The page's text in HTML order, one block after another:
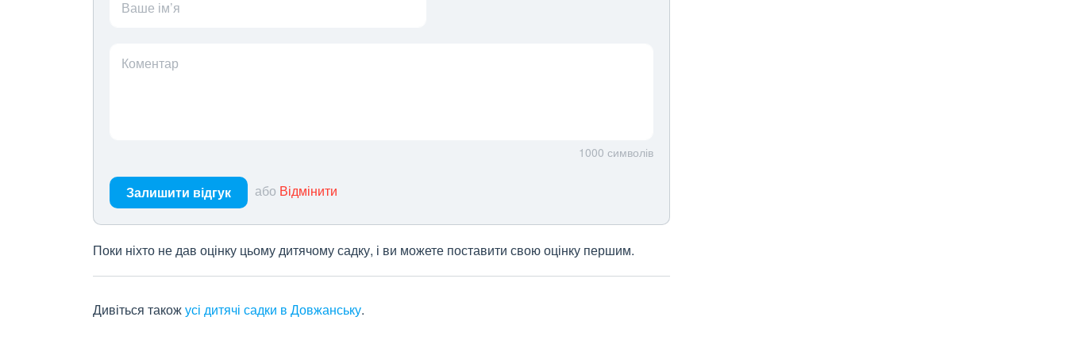
Ваше ім’я
Коментар
1000 символів
Залишити відгук або Відмінити
Поки ніхто не дав оцінку цьому дитячому садку, і ви можете поставити свою оцінку першим.
Дивіться такожусі дитячі садки в Довжанську.